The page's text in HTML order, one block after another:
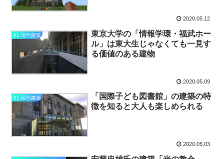
2020.05.12
01.現代建築
東京大学の「情報学環・福武ホー
ル」は東大生じゃなくても一見す
る価値のある建物
2020.05.09
01.現代建築
「国際子ども図書館」の建築の特
徴を知ると大人も楽しめられる
2020.05.03